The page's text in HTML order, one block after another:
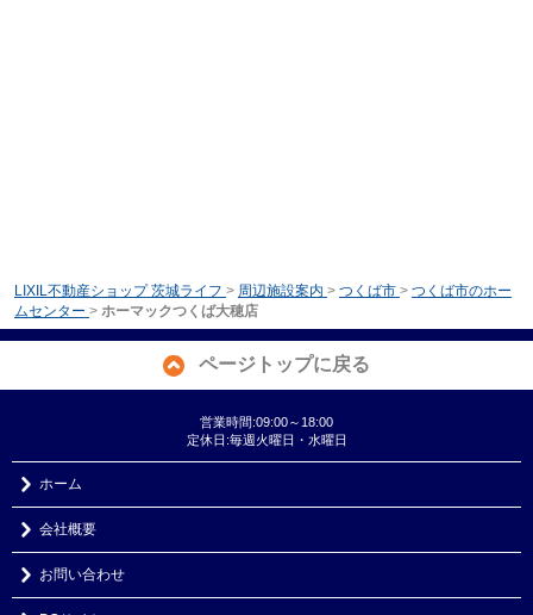
LIXIL不動産ショップ 茨城ライフ > 周辺施設案内 > つくば市 > つくば市のホー
ムセンター > ホーマックつくば大穂店
ページトップに戻る
営業時間:09:00～18:00
定休日:毎週火曜日・水曜日
ホーム
会社概要
お問い合わせ